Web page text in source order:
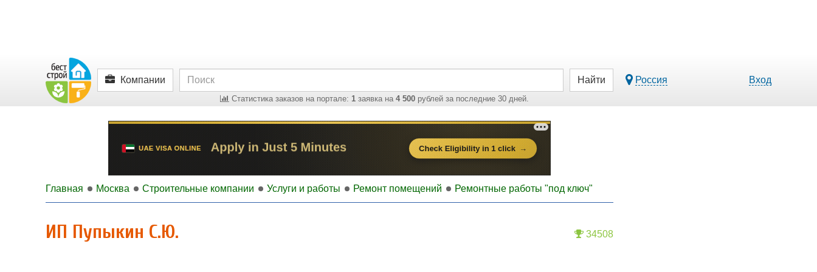
Компании
Статистика заказов на портале: 1 заявка на 4 500 рублей за последние 30 дней.
Найти Россия Вход
Главная Москва Строительные компании Услуги и работы Ремонт помещений Ремонтные работы "под ключ"
34508
ИП Пупыкин С.Ю.